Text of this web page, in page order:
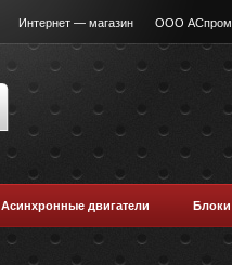
Интернет — магазин ООО
Асинхронные двигатели